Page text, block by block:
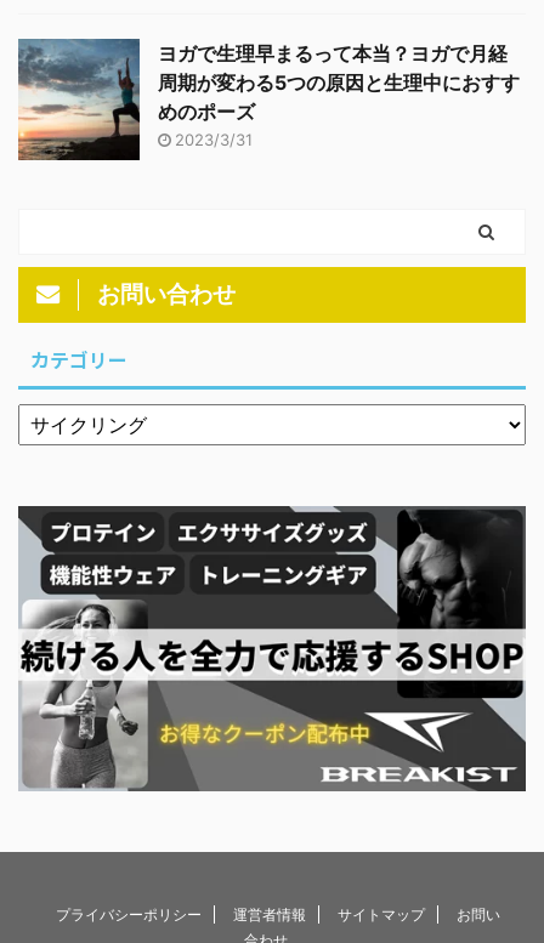
ヨガで生理早まるって本当？ヨガで月経
周期が変わる5つの原因と生理中におすす
めのポーズ
2023/3/31
お問い合わせ
カテゴリー
プライバシーポリシー 運営者情報 サイトマップ
お問い